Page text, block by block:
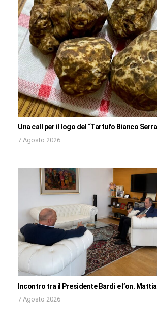
Una call per il logo del “Tartufo Bianco
7 Agosto 2026
Incontro tra il Presidente Bardi e l’on. Mattia
7 Agosto 2026